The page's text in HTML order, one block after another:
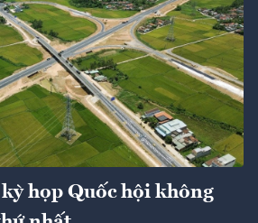
họp Quốc hội không